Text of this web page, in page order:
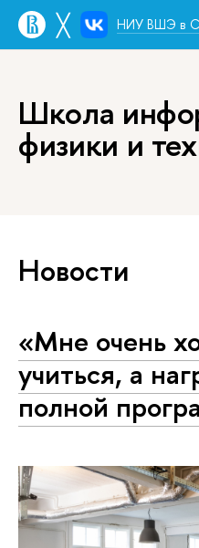
╳ НИУ ВШЭ в
Школа
физики и
Новости
«Мне очень
учиться, а
полной